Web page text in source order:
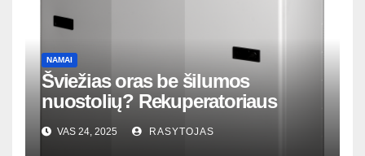
NAMAI
Šviežias oras be šilumos
nuostolių? Rekuperatoriaus
magija tavo namuose
VAS 24, 2025 RASYTOJAS